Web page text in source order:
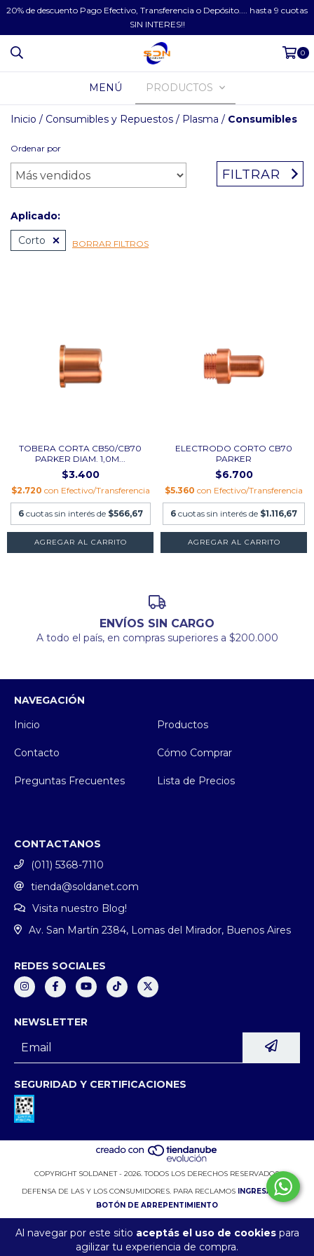
Al navegar por este sitio aceptás el uso de cookiespara
agilizar tu experiencia de compra.
20% de descuento Pago Efectivo, Transferencia o Depósito.... hasta 9 cuotas
SIN INTERES!!
0
MENÚ PRODUCTOS
Inicio / Consumibles y Repuestos / Plasma / Consumibles
Ordenar por
FILTRAR
Aplicado:
Corto
BORRAR FILTROS
TOBERA CORTA CB50/CB70
PARKER DIAM. 1,0M...
$3.400
$2.720 con Efectivo/Transferencia
6 cuotas sin interés de $566,67
AGREGAR AL CARRITO
ELECTRODO CORTO CB70
PARKER
$6.700
$5.360 con Efectivo/Transferencia
6 cuotas sin interés de $1.116,67
AGREGAR AL CARRITO
ENVÍOS SIN CARGO
A todo el país, en compras superiores a $200.000
NAVEGACIÓN
Inicio
Productos
Contacto Cómo Comprar
Preguntas Frecuentes Lista de Precios
CONTACTANOS
(011) 5368-7110
tienda@soldanet.com
Visita nuestro Blog!
Av. San Martín 2384, Lomas del Mirador, Buenos Aires
REDES SOCIALES
NEWSLETTER
SEGURIDAD Y CERTIFICACIONES
COPYRIGHT SOLDANET - 2026. TODOS LOS DERECHOS RESERVADOS.
DEFENSA DE LAS Y LOS CONSUMIDORES. PARA RECLAMOS
INGRESÁ ACÁ.
BOTÓN DE ARREPENTIMIENTO